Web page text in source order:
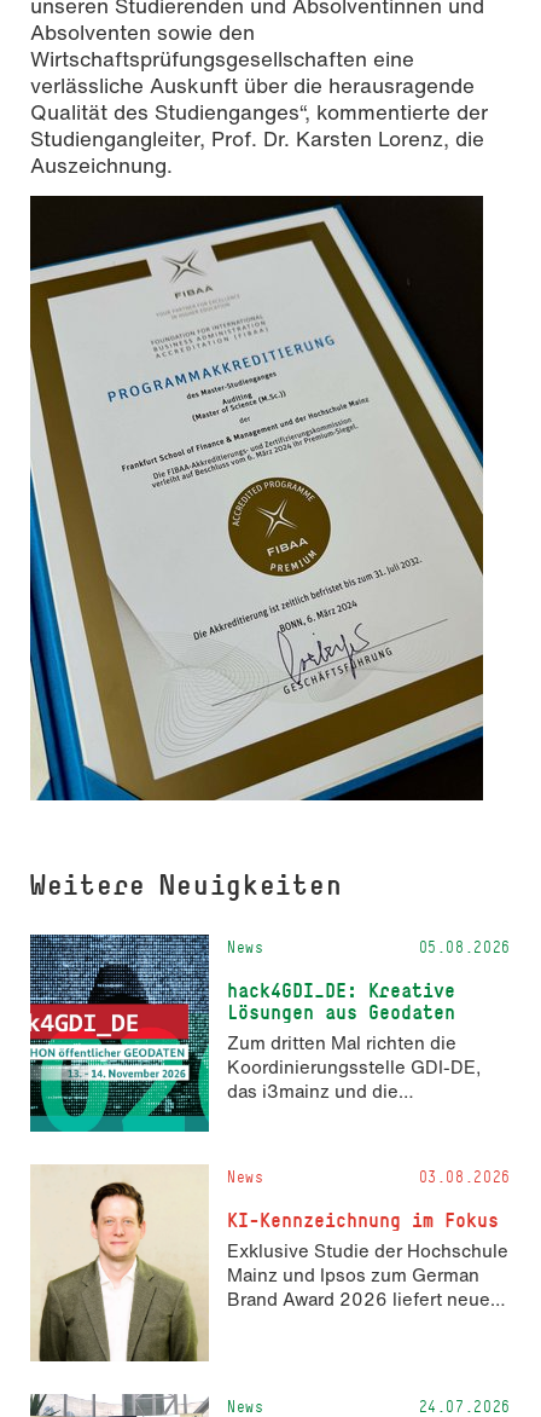
Absolventen sowie den
Wirtschaftsprüfungsgesellschaften eine
verlässliche Auskunft über die herausragende
Qualität des Studienganges“, kommentierte der
Studiengangleiter, Prof. Dr. Karsten Lorenz, die
Auszeichnung.
Weitere Neuigkeiten
News 05.08.2026
hack4GDI_DE: Kreative
Lösungen aus Geodaten
Zum dritten Mal richten die
Koordinierungsstelle GDI-DE,
das i3mainz und die
Hackathon hack4GDI_DE an der
Hochschule Mainz aus. Die
Anmeldung ist geöffnet und bis
zum 2. Oktober 2026 möglich.
News 03.08.2026
KI-Kennzeichnung im Fokus
Exklusive Studie der Hochschule
Mainz und Ipsos zum German
Brand Award 2026 liefert neue
News 24.07.2026